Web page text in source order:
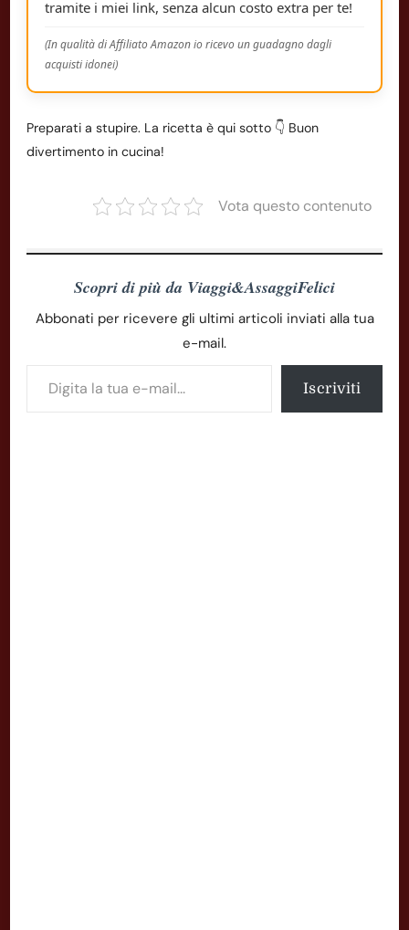
tramite i miei link, senza alcun costo extra per te!
(In qualità di Affiliato Amazon io ricevo un guadagno dagli
acquisti idonei)
Preparati a stupire. La ricetta è qui sotto 👇 Buon
divertimento in cucina!
Vota questo contenuto
Scopri di più da Viaggi&AssaggiFelici
Abbonati per ricevere gli ultimi articoli inviati alla tua
e-mail.
Iscriviti